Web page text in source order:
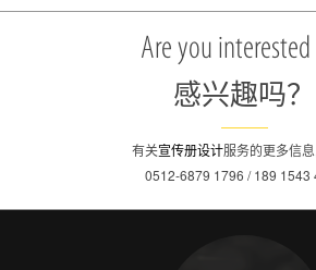
Are you interested
感兴趣吗？
有关宣传册设计服务的更多信
0512-6879 1796 / 189 1543